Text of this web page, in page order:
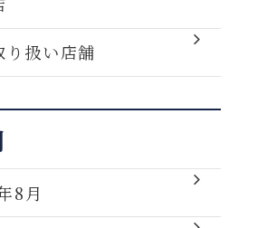
り扱い店舗
8月